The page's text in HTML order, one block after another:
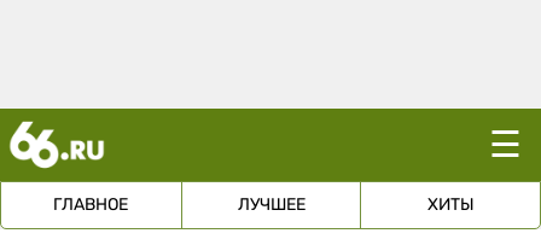
☰
ГЛАВНОЕ ЛУЧШЕЕ ХИТЫ